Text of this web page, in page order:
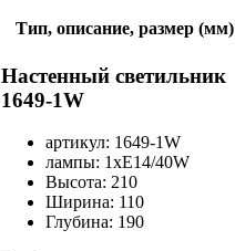
Тип, описание, размер (мм)
Настенный светильник
1649-1W
артикул: 1649-1W
лампы: 1хE14/40W
Высота: 210
Ширина: 110
Глубина: 190